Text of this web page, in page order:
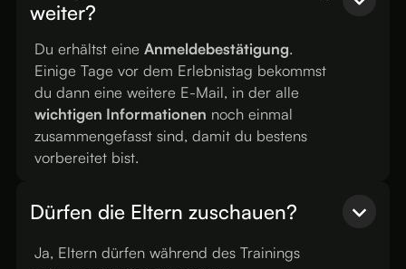
weiter?
Du erhältst eineAnmeldebestätigung.
Einige Tage vor dem Erlebnistag bekommst
du dann eine weitere E-Mail, in der alle
wichtigen Informationen noch einmal
zusammengefasst sind, damit du bestens
vorbereitet bist.
Dürfen die Eltern zuschauen?
Ja, Eltern dürfen während des Trainings